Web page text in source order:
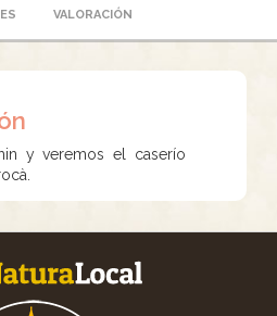
VALORACIÓN
y veremos el caserío